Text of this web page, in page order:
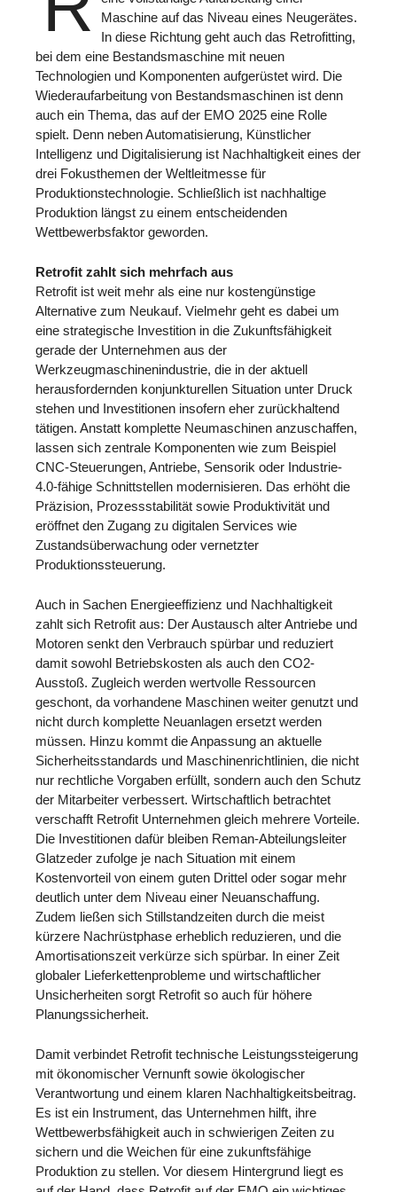
Maschine auf das Niveau eines Neugerätes.
In diese Richtung geht auch das Retrofitting,
bei dem eine Bestandsmaschine mit neuen
Technologien und Komponenten aufgerüstet wird. Die
Wiederaufarbeitung von Bestandsmaschinen ist denn
auch ein Thema, das auf der EMO 2025 eine Rolle
spielt. Denn neben Automatisierung, Künstlicher
Intelligenz und Digitalisierung ist Nachhaltigkeit eines der
drei Fokusthemen der Weltleitmesse für
Produktionstechnologie. Schließlich ist nachhaltige
Produktion längst zu einem entscheidenden
Wettbewerbsfaktor geworden.
Retrofit zahlt sich mehrfach aus
Retrofit ist weit mehr als eine nur kostengünstige
Alternative zum Neukauf. Vielmehr geht es dabei um
eine strategische Investition in die Zukunftsfähigkeit
gerade der Unternehmen aus der
Werkzeugmaschinenindustrie, die in der aktuell
herausfordernden konjunkturellen Situation unter Druck
stehen und Investitionen insofern eher zurückhaltend
tätigen. Anstatt komplette Neumaschinen anzuschaffen,
lassen sich zentrale Komponenten wie zum Beispiel
CNC-Steuerungen, Antriebe, Sensorik oder Industrie-
4.0-fähige Schnittstellen modernisieren. Das erhöht die
Präzision, Prozessstabilität sowie Produktivität und
eröffnet den Zugang zu digitalen Services wie
Zustandsüberwachung oder vernetzter
Produktionssteuerung.
Auch in Sachen Energieeffizienz und Nachhaltigkeit
zahlt sich Retrofit aus: Der Austausch alter Antriebe und
Motoren senkt den Verbrauch spürbar und reduziert
damit sowohl Betriebskosten als auch den CO2-
Ausstoß. Zugleich werden wertvolle Ressourcen
geschont, da vorhandene Maschinen weiter genutzt und
nicht durch komplette Neuanlagen ersetzt werden
müssen. Hinzu kommt die Anpassung an aktuelle
Sicherheitsstandards und Maschinenrichtlinien, die nicht
nur rechtliche Vorgaben erfüllt, sondern auch den Schutz
der Mitarbeiter verbessert. Wirtschaftlich betrachtet
verschafft Retrofit Unternehmen gleich mehrere Vorteile.
Die Investitionen dafür bleiben Reman-Abteilungsleiter
Glatzeder zufolge je nach Situation mit einem
Kostenvorteil von einem guten Drittel oder sogar mehr
deutlich unter dem Niveau einer Neuanschaffung.
Zudem ließen sich Stillstandzeiten durch die meist
kürzere Nachrüstphase erheblich reduzieren, und die
Amortisationszeit verkürze sich spürbar. In einer Zeit
globaler Lieferkettenprobleme und wirtschaftlicher
Unsicherheiten sorgt Retrofit so auch für höhere
Planungssicherheit.
Damit verbindet Retrofit technische Leistungssteigerung
mit ökonomischer Vernunft sowie ökologischer
Verantwortung und einem klaren Nachhaltigkeitsbeitrag.
Es ist ein Instrument, das Unternehmen hilft, ihre
Wettbewerbsfähigkeit auch in schwierigen Zeiten zu
sichern und die Weichen für eine zukunftsfähige
Produktion zu stellen. Vor diesem Hintergrund liegt es